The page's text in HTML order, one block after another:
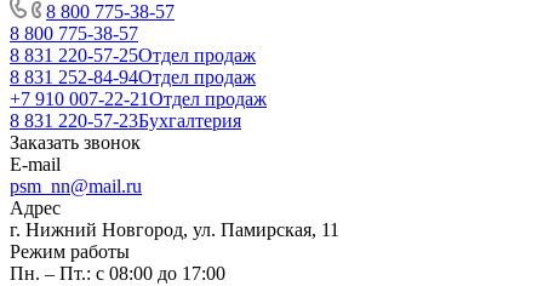
8 800 775-38-57
8 800 775-38-57
8 831 220-57-25Отдел продаж
8 831 252-84-94Отдел продаж
+7 910 007-22-21Отдел продаж
8 831 220-57-23Бухгалтерия
Заказать звонок
E-mail
psm_nn@mail.ru
Адрес
г. Нижний Новгород, ул. Памирская, 11
Режим работы
Пн. – Пт.: с 08:00 до 17:00